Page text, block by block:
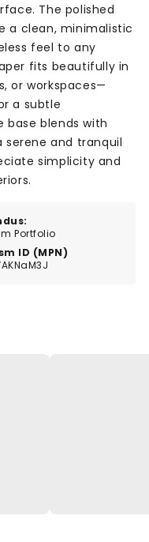
Portfolio
ID (MPN)
The polished
a clean, minimalistic
feel to any
fits beautifully in
or workspaces—
a subtle
base blends with
serene and tranquil
simplicity and